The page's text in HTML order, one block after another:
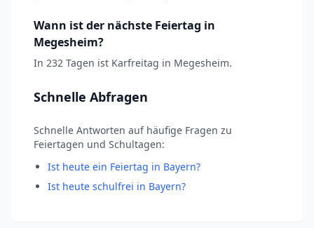
Wann ist der nächste Feiertag in
Megesheim?
In 232 Tagen ist Karfreitag in Megesheim.
Schnelle Abfragen
Schnelle Antworten auf häufige Fragen zu
Feiertagen und Schultagen:
Ist heute ein Feiertag in Bayern?
Ist heute schulfrei in Bayern?